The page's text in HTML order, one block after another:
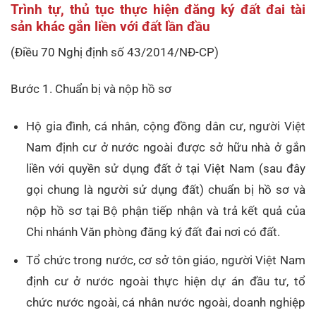
Trình tự, thủ tục thực hiện đăng ký đất đai tài
sản khác gắn liền với đất lần đầu
(Điều 70 Nghị định số 43/2014/NĐ-CP)
Bước 1. Chuẩn bị và nộp hồ sơ
Hộ gia đình, cá nhân, cộng đồng dân cư, người Việt
Nam định cư ở nước ngoài được sở hữu nhà ở gắn
liền với quyền sử dụng đất ở tại Việt Nam (sau đây
gọi chung là người sử dụng đất) chuẩn bị hồ sơ và
nộp hồ sơ tại Bộ phận tiếp nhận và trả kết quả của
Chi nhánh Văn phòng đăng ký đất đai nơi có đất.
Tổ chức trong nước, cơ sở tôn giáo, người Việt Nam
định cư ở nước ngoài thực hiện dự án đầu tư, tổ
chức nước ngoài, cá nhân nước ngoài, doanh nghiệp